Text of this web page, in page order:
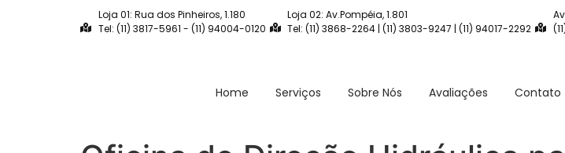
Loja 01: Rua dos Pinheiros, 1.180
Tel: (11) 3817-5961 - (11) 94004-0120
Loja 02: Av.Pompéia, 1.801
Tel: (11) 3868-2264 | (11) 3803-9247 | (11) 94017-2292
Home Serviços Sobre Nós Avaliações Contato